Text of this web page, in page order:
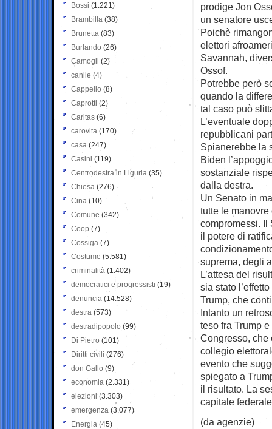
prodige Jon
un senatore
Poichè
elettori
Savannah,
Ossof.
Potrebbe però
quando la
tal caso può
L’eventuale
repubblicani
Spianerebbe la
Biden
sostanziale
dalla destra.
Un Senato in
tutte le
compromessi. Il
il potere di
suprema, degli
L’attesa del
sia stato
Trump, che
Intanto un
teso fra Trump
Congresso, che
collegio
evento che
spiegato a
il risultato. La
capitale
(da agenzie)
Bossi (1.221)
Brambilla (38)
Brunetta (83)
Burlando (26)
Camogli (2)
canile (4)
Cappello (8)
Caprotti (2)
Caritas (6)
carovita (170)
casa (247)
Casini (119)
Centrodestra in Liguria (35)
Chiesa (276)
Cina (10)
Comune (342)
Coop (7)
Cossiga (7)
Costume (5.581)
criminalità (1.402)
democratici e progressisti (19)
denuncia (14.528)
destra (573)
destradipopolo (99)
Di Pietro (101)
Diritti civili (276)
don Gallo (9)
economia (2.331)
elezioni (3.303)
emergenza (3.077)
Energia (45)